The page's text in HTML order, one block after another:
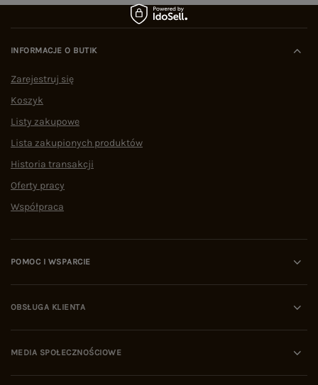
INFORMACJE O BUTIK
Zarejestruj się
Koszyk
Listy zakupowe
Lista zakupionych produktów
Historia transakcji
Oferty pracy
Współpraca
POMOC I WSPARCIE
OBSŁUGA KLIENTA
MEDIA SPOŁECZNOŚCIOWE